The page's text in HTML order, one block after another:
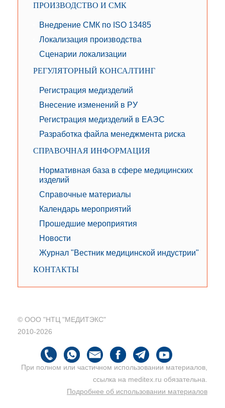
ПРОИЗВОДСТВО И СМК
Внедрение СМК по ISO 13485
Локализация производства
Сценарии локализации
РЕГУЛЯТОРНЫЙ КОНСАЛТИНГ
Регистрация медизделий
Внесение изменений в РУ
Регистрация медизделий в ЕАЭС
Разработка файла менеджмента риска
СПРАВОЧНАЯ ИНФОРМАЦИЯ
Нормативная база в сфере медицинских
изделий
Справочные материалы
Календарь мероприятий
Прошедшие мероприятия
Новости
Журнал "Вестник медицинской индустрии"
КОНТАКТЫ
© ООО "НТЦ "МЕДИТЭКС"
2010-2026
При полном или частичном использовании материалов,
ссылка на meditex.ru обязательна.
Подробнее об использовании материалов